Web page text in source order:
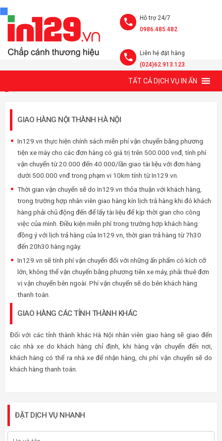
Hỗ trợ 24/7
0986.485.482
Liên hệ đặt hàng
(024)62.913.123
TẤT CẢ DỊCH VỤ IN ẤN
GIAO HÀNG NỘI THÀNH HÀ NỘI
In129.vn thực hiện chính sách miễn phí vận chuyển bằng phương
tiện xe máy cho các đơn hàng có giá trị trên 500.000 vnđ, tính phí
vận chuyển từ 20.000 đến 40.000/lần giao tài liệu với đơn hàng
dưới 500.000 vnđ trong phạm vi 10km tính từ In129.vn.
Thời gian vận chuyển sẽ do In129.vn thỏa thuận với khách hàng,
trong trường hợp nhân viên giao hàng kín lịch trả hàng khi đó khách
hàng phải chủ động đến để lấy tài liệu để kịp thời gian cho công
việc của mình. Điều kiện miễn phí trong trường hợp khách hàng
đồng ý với lịch trả hàng của In129.vn, thời gian trả hàng từ 7h30
đến 20h30 hàng ngày.
In129.vn sẽ tính phí vận chuyển đối với những ấn phẩm có kích cỡ
lớn, không thể vận chuyển bằng phương tiên xe máy, phải thuê đơn
vị vận chuyển bên ngoài. Phí vận chuyển sẽ do bên khách hàng
thanh toán.
GIAO HÀNG CÁC TỈNH THÀNH KHÁC
Đối với các tỉnh thành khác Hà Nội nhân viên giao hàng sẽ giao đến
các nhà xe do khách hàng chỉ định, khi hàng vận chuyển đến nơi,
khách hàng có thể ra nhà xe để nhận hàng, chi phí vận chuyển sẽ do
khách hàng thanh toán.
ĐẶT DỊCH VỤ NHANH